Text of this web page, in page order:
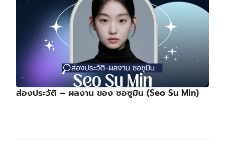
ส่องประวัติ – ผลงาน ของ ซอซูมิน (Seo Su Min)